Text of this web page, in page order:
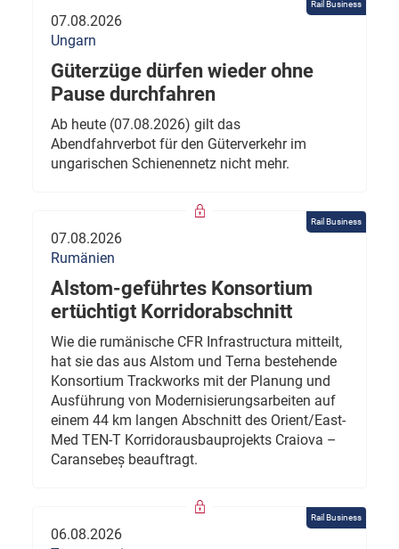
Rail Business
07.08.2026
Ungarn
Güterzüge dürfen wieder ohne
Pause durchfahren
Ab heute (07.08.2026) gilt das
Abendfahrverbot für den Güterverkehr im
ungarischen Schienennetz nicht mehr.
Rail Business
07.08.2026
Rumänien
Alstom-geführtes Konsortium
ertüchtigt Korridorabschnitt
Wie die rumänische CFR Infrastructura mitteilt,
hat sie das aus Alstom und Terna bestehende
Konsortium Trackworks mit der Planung und
Ausführung von Modernisierungsarbeiten auf
einem 44 km langen Abschnitt des Orient/East-
Med TEN-T Korridorausbauprojekts Craiova –
Caransebeș beauftragt.
Rail Business
06.08.2026